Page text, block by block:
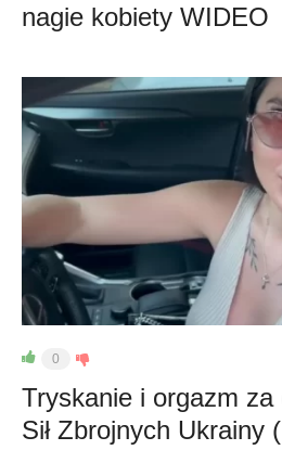
nagie kobiety WIDEO
0
Tryskanie i orgazm za
Sił Zbrojnych Ukrainy